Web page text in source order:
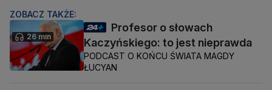
ZOBACZ TAKŻE:
26 min
Profesor o słowach
Kaczyńskiego: to jest nieprawda
PODCAST O KOŃCU ŚWIATA MAGDY
ŁUCYAN